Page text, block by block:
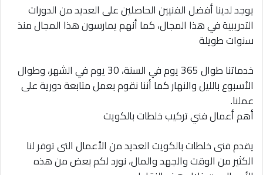
يوجد لدينا أفضل الفنيين الحاصلين على العديد من الدورات
التدريبية في هذا المجال، كما أنهم يمارسون هذا المجال منذ
سنوات طويلة
خدماتنا طوال 365 يوم في السنة، 30 يوم في الشهر، وطوال
الأسبوع بالليل والنهار كما أننا نقوم بعمل متابعة دورية على
عملنا.
أهم أعمال فني تركيب خلطات بالكويت
يقدم فنى خلطات بالكويت العديد من الأعمال التى توفر لنا
الكثير من الوقت والجهد والمال، نورد لكم بعض من هذه